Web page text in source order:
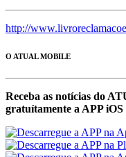
http://
O ATUAL MOBILE
Receba as notícias do
gratuítamente a APP